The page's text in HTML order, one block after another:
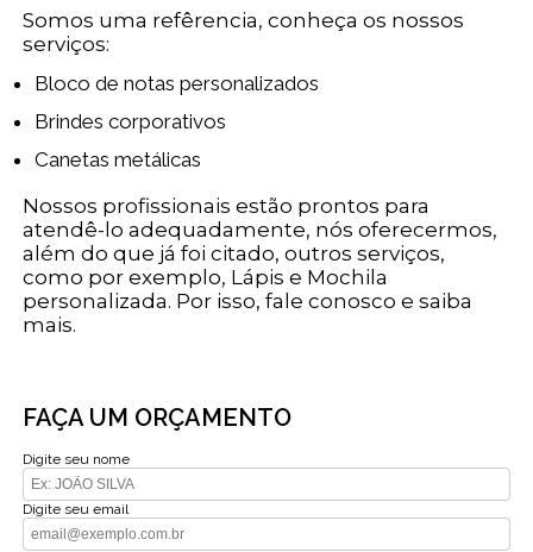
Somos uma refêrencia, conheça os nossos
serviços:
Bloco de notas personalizados
Brindes corporativos
Canetas metálicas
Nossos profissionais estão prontos para
atendê-lo adequadamente, nós oferecermos,
além do que já foi citado, outros serviços,
como por exemplo, Lápis e Mochila
personalizada. Por isso, fale conosco e saiba
mais.
FAÇA UM ORÇAMENTO
Digite seu nome
Digite seu email